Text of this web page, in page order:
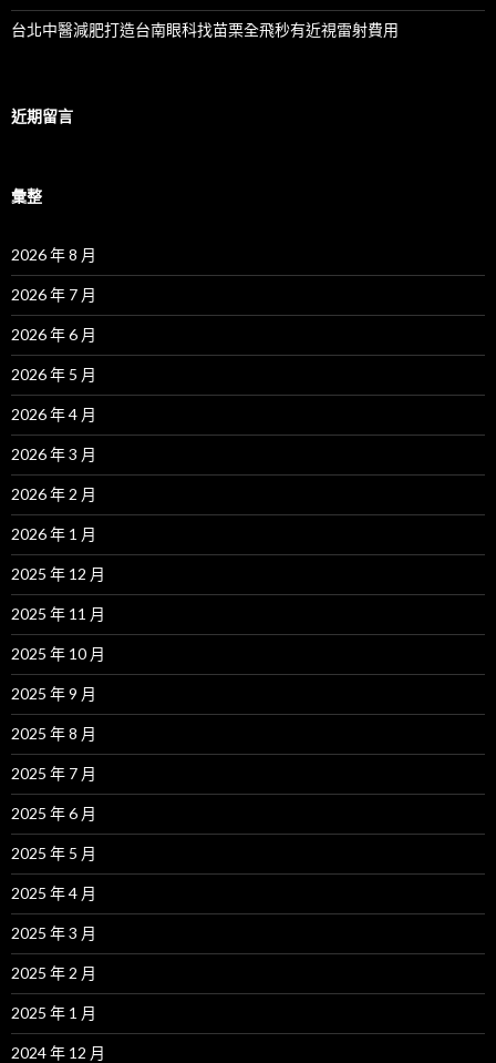
台北中醫減肥打造台南眼科找苗栗全飛秒有近視雷射費用
近期留言
彙整
2026 年 8 月
2026 年 7 月
2026 年 6 月
2026 年 5 月
2026 年 4 月
2026 年 3 月
2026 年 2 月
2026 年 1 月
2025 年 12 月
2025 年 11 月
2025 年 10 月
2025 年 9 月
2025 年 8 月
2025 年 7 月
2025 年 6 月
2025 年 5 月
2025 年 4 月
2025 年 3 月
2025 年 2 月
2025 年 1 月
2024 年 12 月